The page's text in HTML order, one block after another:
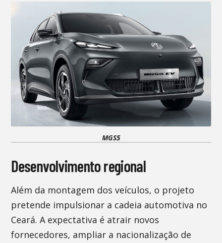
MGS5
Desenvolvimento regional
Além da montagem dos veículos, o projeto
pretende impulsionar a cadeia automotiva no
Ceará. A expectativa é atrair novos
fornecedores, ampliar a nacionalização de